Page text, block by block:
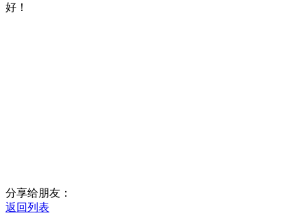
好！
分享给朋友：
返回列表